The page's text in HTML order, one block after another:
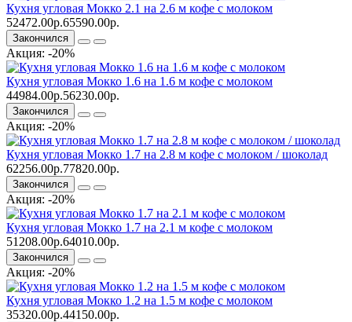
Кухня угловая Мокко 2.1 на 2.6 м кофе с молоком
52472.00р.65590.00р.
Закончился
Акция: -20%
Кухня угловая Мокко 1.6 на 1.6 м кофе с молоком
44984.00р.56230.00р.
Закончился
Акция: -20%
Кухня угловая Мокко 1.7 на 2.8 м кофе с молоком / шоколад
62256.00р.77820.00р.
Закончился
Акция: -20%
Кухня угловая Мокко 1.7 на 2.1 м кофе с молоком
51208.00р.64010.00р.
Закончился
Акция: -20%
Кухня угловая Мокко 1.2 на 1.5 м кофе с молоком
35320.00р.44150.00р.